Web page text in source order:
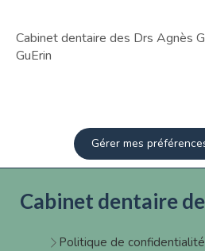
Cabinet dentaire des Drs Agnès
GuErin
Gérer mes
Cabinet dentaire
Politique de